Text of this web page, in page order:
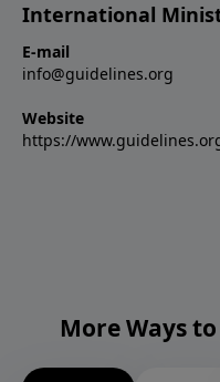
International
E-mail
info@guidelines.org
Website
https://
More Ways